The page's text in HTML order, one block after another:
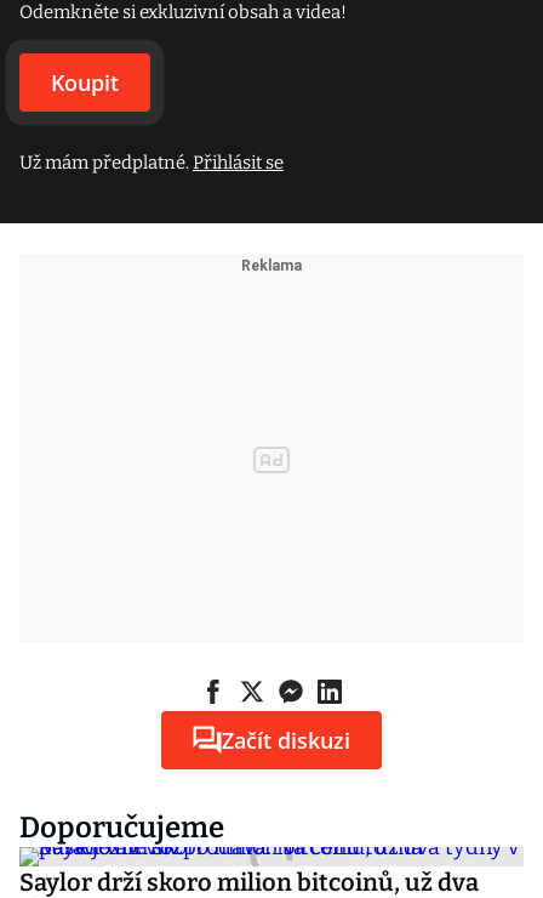
Odemkněte si exkluzivní obsah a videa!
Koupit
Už mám předplatné.Přihlásit se
Začít diskuzi
Doporučujeme
Saylor drží skoro milion bitcoinů, už dva